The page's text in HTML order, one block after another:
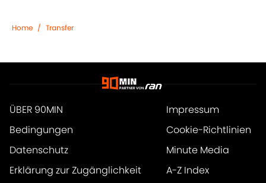
Home / Transfer
ÜBER 90MIN
Impressum
Bedingungen
Cookie-Richtlinien
Datenschutz
Minute Media
Erklärung zur Zugänglichkeit
A-Z Index